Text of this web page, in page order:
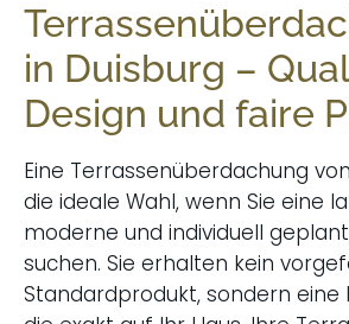
in Duisburg –
Design und faire
Eine Terrassenüberdachung
die ideale Wahl, wenn Sie eine
moderne und individuell
suchen. Sie erhalten kein
Standardprodukt, sondern eine